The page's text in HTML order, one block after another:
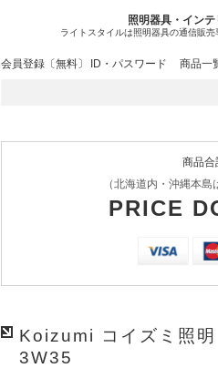
照明器具・インテ
ライトスタイルは照明器具の通信販
会員登録〔無料〕 ID・パスワード 商品一
商品合
（北海道内・沖縄本
PRICE
Koizumi コイズミ照
3W35